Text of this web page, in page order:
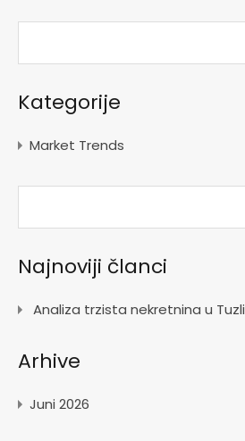
Kategorije
Market Trends
Najnoviji članci
Analiza trzista nekretnina u Tuzli
Arhive
Juni 2026